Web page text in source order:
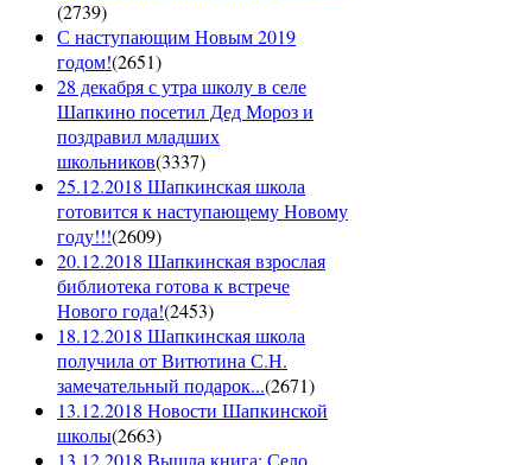
(2739)
С наступающим Новым 2019
годом!(2651)
28 декабря с утра школу в селе
Шапкино посетил Дед Мороз и
поздравил младших
школьников(3337)
25.12.2018 Шапкинская школа
готовится к наступающему Новому
году!!!(2609)
20.12.2018 Шапкинская взрослая
библиотека готова к встрече
Нового года!(2453)
18.12.2018 Шапкинская школа
получила от Витютина С.Н.
замечательный подарок...(2671)
13.12.2018 Новости Шапкинской
школы(2663)
13.12.2018 Вышла книга: Село